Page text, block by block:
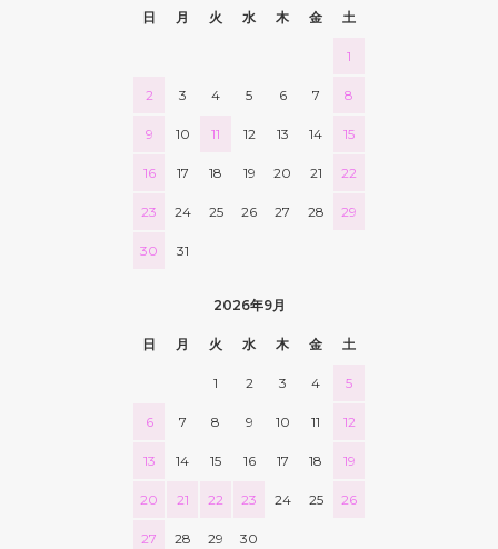
日 月 火 水 木 金 土
1
2 3 4 5 6 7 8
9 10 11 12 13 14 15
16 17 18 19 20 21 22
23 24 25 26 27 28 29
30 31
2026年9月
日 月 火 水 木 金 土
1 2 3 4 5
6 7 8 9 10 11 12
13 14 15 16 17 18 19
20 21 22 23 24 25 26
27 28 29 30